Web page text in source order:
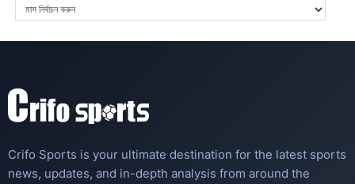
Crifo Sports is your ultimate destination for the latest sports
news, updates, and in-depth analysis from around the